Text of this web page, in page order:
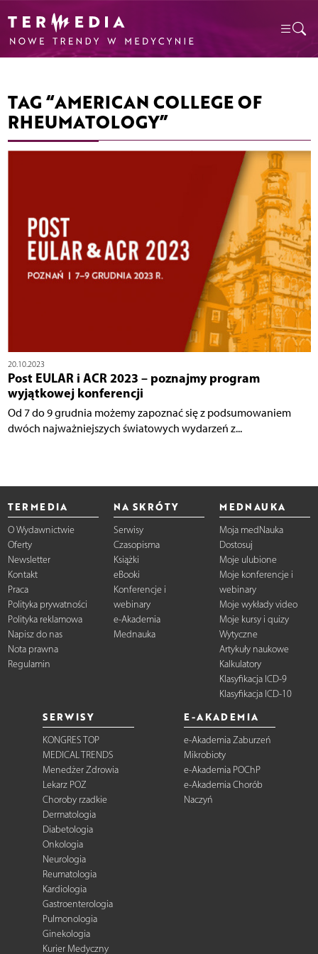
TAG “AMERICAN COLLEGE OF
RHEUMATOLOGY”
20.10.2023
Post EULAR i ACR 2023 – poznajmy program
wyjątkowej konferencji
Od 7 do 9 grudnia możemy zapoznać się z podsumowaniem
dwóch najważniejszych światowych wydarzeń z...
TERMEDIA
O Wydawnictwie
Oferty
Newsletter
Kontakt
Praca
Polityka prywatności
Polityka reklamowa
Napisz do nas
Nota prawna
Regulamin
NA SKRÓTY
Serwisy
Czasopisma
Książki
eBooki
Konferencje i
webinary
e-Akademia
Mednauka
MEDNAUKA
Moja medNauka
Dostosuj
Moje ulubione
Moje konferencje i
webinary
Moje wykłady video
Moje kursy i quizy
Wytyczne
Artykuły naukowe
Kalkulatory
Klasyfikacja ICD-9
Klasyfikacja ICD-10
SERWISY
KONGRES TOP
MEDICAL TRENDS
Menedżer Zdrowia
Lekarz POZ
Choroby rzadkie
Dermatologia
Diabetologia
Onkologia
Neurologia
Reumatologia
Kardiologia
Gastroenterologia
Pulmonologia
Ginekologia
Kurier Medyczny
E-AKADEMIA
e-Akademia Zaburzeń
Mikrobioty
e-Akademia POChP
e-Akademia Chorób
Naczyń